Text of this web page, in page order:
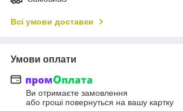
Всі умови доставки
Умови оплати
Ви отримаєте замовлення
або гроші повернуться на вашу картку